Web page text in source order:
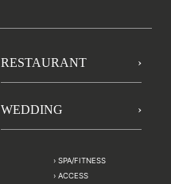
RESTAURANT
WEDDING
SPA/FITNESS
ACCESS